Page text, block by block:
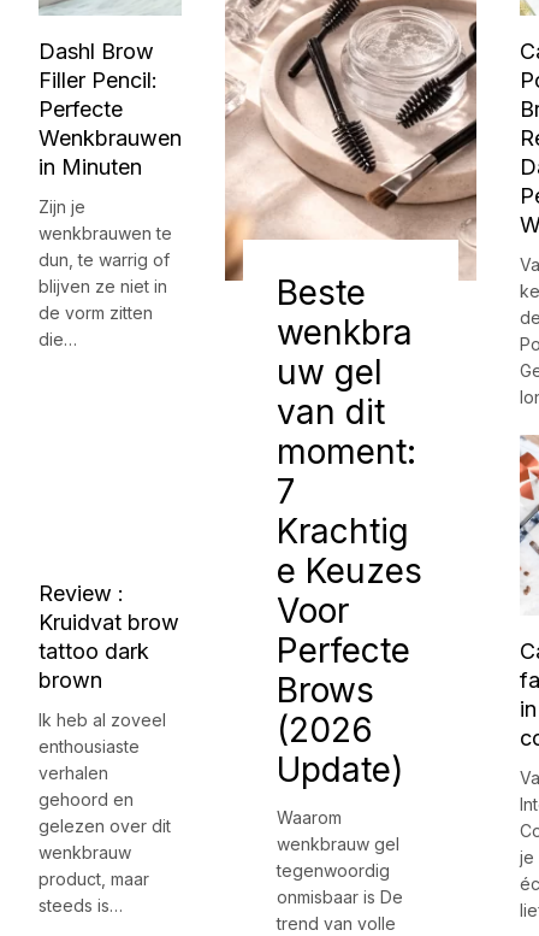
Dashl Brow
Filler Pencil:
Perfecte
Wenkbrauwen
in Minuten
Zijn je
wenkbrauwen te
dun, te warrig of
blijven ze niet in
de vorm zitten
die…
Review :
Kruidvat brow
tattoo dark
brown
Ik heb al zoveel
enthousiaste
verhalen
gehoord en
gelezen over dit
wenkbrauw
product, maar
steeds is…
Beste
wenkbra
uw gel
van dit
moment:
7
Krachtig
e Keuzes
Voor
Perfecte
Brows
(2026
Update)
Waarom
wenkbrauw gel
tegenwoordig
onmisbaar is De
trend van volle
je